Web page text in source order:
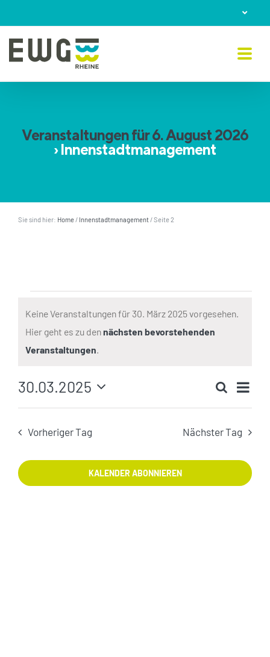
to
content
Veranstaltungen für 6. August 2026
› Innenstadtmanagement
Sie sind hier: Home/ Innenstadtmanagement/Seite 2
für
30.
März
Hinweis
Keine Veranstaltungen für 30. März 2025 vorgesehen.
Hier geht es zu dennächsten bevorstehenden
Veranstaltungen.
Such-
Suche
Tag
30.03.2025
Datum
Vorheriger Tag Nächster Tag
KALENDER ABONNIEREN